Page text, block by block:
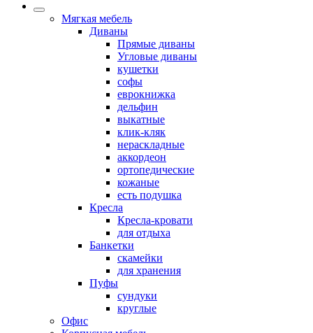
Мягкая мебель
Диваны
Прямые диваны
Угловые диваны
кушетки
софы
еврокнижка
дельфин
выкатные
клик-кляк
нераскладные
аккордеон
ортопедические
кожаные
есть подушка
Кресла
Кресла-кровати
для отдыха
Банкетки
скамейки
для хранения
Пуфы
сундуки
круглые
Офис